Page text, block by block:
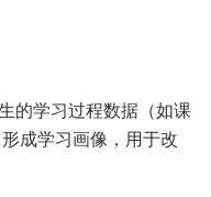
的学习过程数据（如课
成学习画像，用于改